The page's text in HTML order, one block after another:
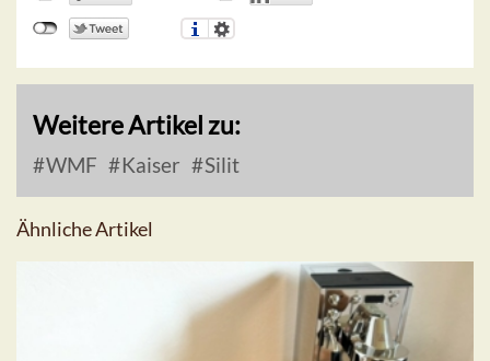
Weitere Artikel zu:
WMF Kaiser Silit
Ähnliche Artikel